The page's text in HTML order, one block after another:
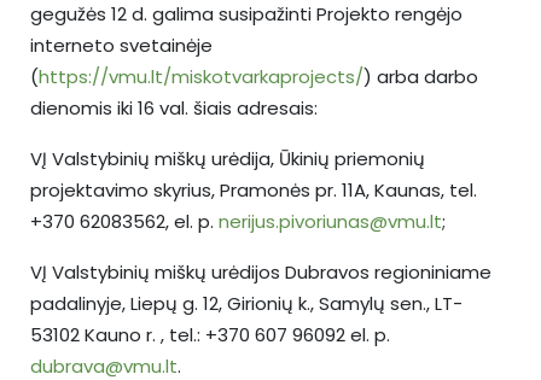
gegužės 12 d. galima susipažinti Projekto rengėjo
interneto svetainėje
(https://vmu.lt/miskotvarkaprojects/) arba darbo
dienomis iki 16 val. šiais adresais:
VĮ Valstybinių miškų urėdija, Ūkinių priemonių
projektavimo skyrius, Pramonės pr. 11A, Kaunas, tel.
+370 62083562, el. p. nerijus.pivoriunas@vmu.lt;
VĮ Valstybinių miškų urėdijos Dubravos regioniniame
padalinyje, Liepų g. 12, Girionių k., Samylų sen., LT-
53102 Kauno r. , tel.: +370 607 96092 el. p.
dubrava@vmu.lt.